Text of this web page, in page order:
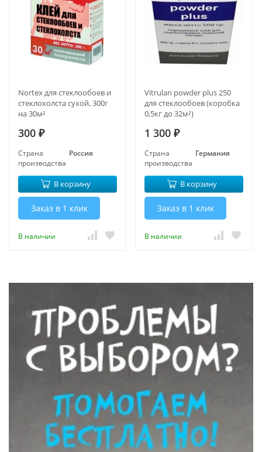
Nortex для стеклообоев и
стеклохолста сухой, 300г
на 30м²
300 ₽
Страна
производства
Россия
В корзину
Заказ в 1 клик
В наличии
Vitrulan powder plus 250
для стеклообоев (коробка
0,5кг до 32м²)
1 300 ₽
Страна
производства
Германия
В корзину
Заказ в 1 клик
В наличии